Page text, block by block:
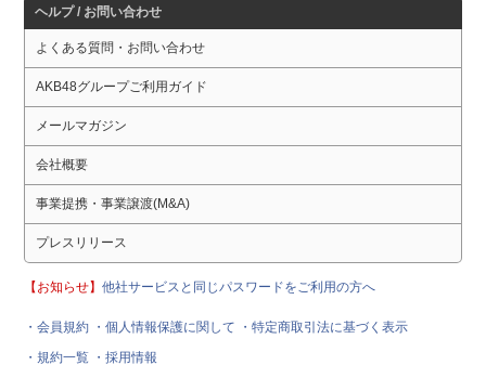
ヘルプ / お問い合わせ
よくある質問・お問い合わせ
AKB48グループご利用ガイド
メールマガジン
会社概要
事業提携・事業譲渡(M&A)
プレスリリース
【お知らせ】他社サービスと同じパスワードをご利用の方へ
・会員規約 ・個人情報保護に関して
・特定商取引法に基づく表示
・規約一覧 ・採用情報